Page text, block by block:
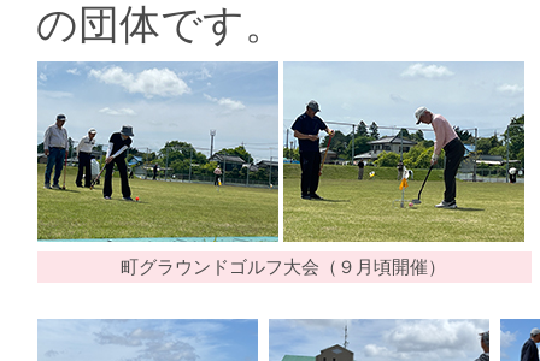
の団体です。
町グラウンドゴルフ大会（９月頃開催）